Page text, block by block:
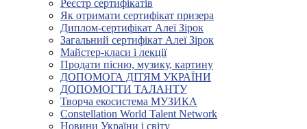
Реєстр сертифікатів
Як отримати сертифікат призера
Диплом-сертифікат Алеї Зірок
Загальний сертифікат Алеї Зірок
Майстер-класи і лекції
Продати пісню, музику, картину
ДОПОМОГА ДІТЯМ УКРАЇНИ
ДОПОМОГТИ ТАЛАНТУ
Творча екосистема МУЗИКА
Constellation World Talent Network
Новини України і світу